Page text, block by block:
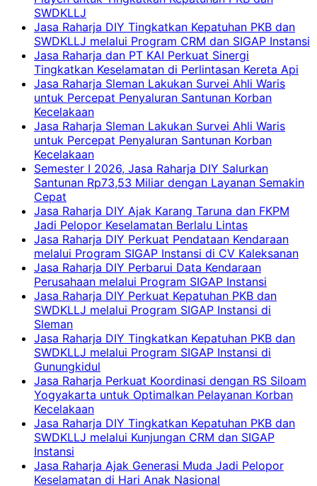
SWDKLLJ
Jasa Raharja DIY Tingkatkan Kepatuhan PKB dan
SWDKLLJ melalui Program CRM dan SIGAP Instansi
Jasa Raharja dan PT KAI Perkuat Sinergi
Tingkatkan Keselamatan di Perlintasan Kereta Api
Jasa Raharja Sleman Lakukan Survei Ahli Waris
untuk Percepat Penyaluran Santunan Korban
Kecelakaan
Jasa Raharja Sleman Lakukan Survei Ahli Waris
untuk Percepat Penyaluran Santunan Korban
Kecelakaan
Semester I 2026, Jasa Raharja DIY Salurkan
Santunan Rp73,53 Miliar dengan Layanan Semakin
Cepat
Jasa Raharja DIY Ajak Karang Taruna dan FKPM
Jadi Pelopor Keselamatan Berlalu Lintas
Jasa Raharja DIY Perkuat Pendataan Kendaraan
melalui Program SIGAP Instansi di CV Kaleksanan
Jasa Raharja DIY Perbarui Data Kendaraan
Perusahaan melalui Program SIGAP Instansi
Jasa Raharja DIY Perkuat Kepatuhan PKB dan
SWDKLLJ melalui Program SIGAP Instansi di
Sleman
Jasa Raharja DIY Tingkatkan Kepatuhan PKB dan
SWDKLLJ melalui Program SIGAP Instansi di
Gunungkidul
Jasa Raharja Perkuat Koordinasi dengan RS Siloam
Yogyakarta untuk Optimalkan Pelayanan Korban
Kecelakaan
Jasa Raharja DIY Tingkatkan Kepatuhan PKB dan
SWDKLLJ melalui Kunjungan CRM dan SIGAP
Instansi
Jasa Raharja Ajak Generasi Muda Jadi Pelopor
Keselamatan di Hari Anak Nasional